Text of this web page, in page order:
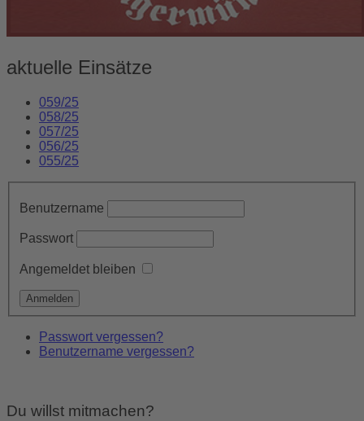
aktuelle Einsätze
059/25
058/25
057/25
056/25
055/25
Benutzername
Passwort
Angemeldet bleiben
Passwort vergessen?
Benutzername vergessen?
Du willst mitmachen?